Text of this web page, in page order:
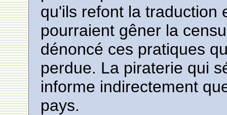
qu'ils refont la traduction
pourraient gêner la
dénoncé ces pratiques
perdue. La piraterie qui
informe indirectement
pays.